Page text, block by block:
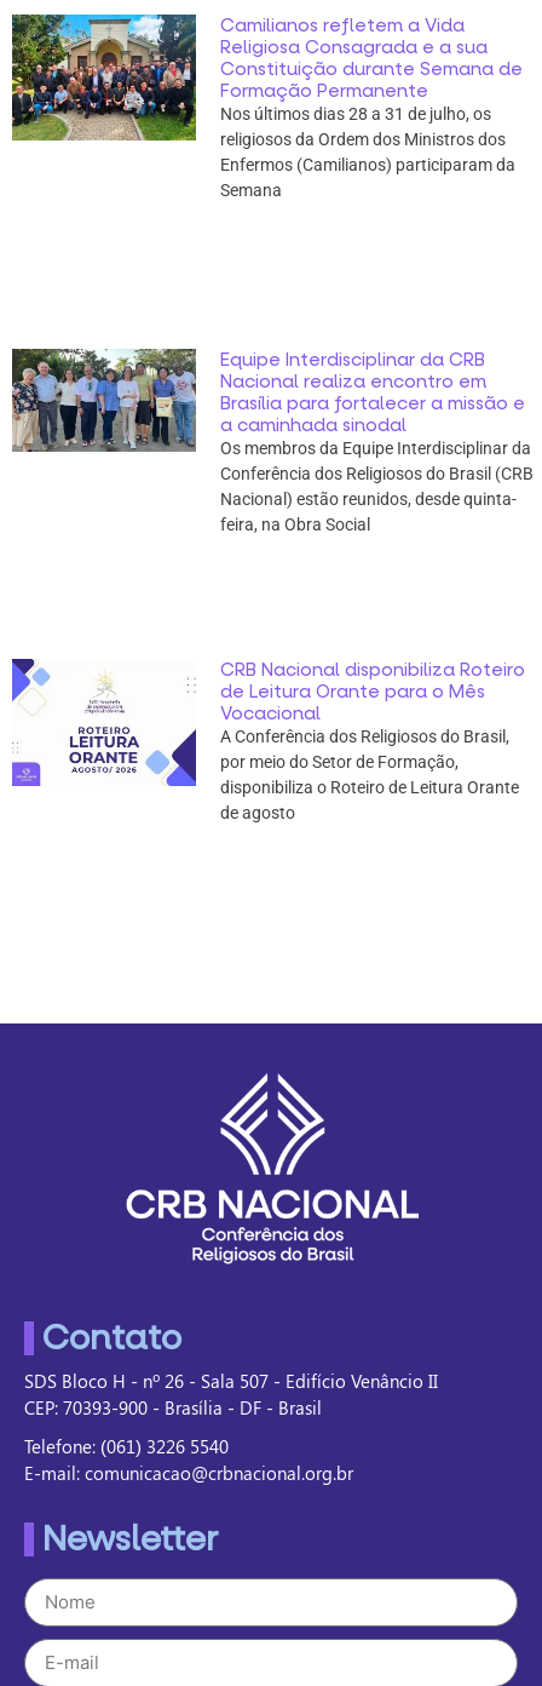
Camilianos refletem a Vida
Religiosa Consagrada e a sua
Constituição durante Semana de
Formação Permanente
Nos últimos dias 28 a 31 de julho, os
religiosos da Ordem dos Ministros dos
Enfermos (Camilianos) participaram da
Semana
Equipe Interdisciplinar da CRB
Nacional realiza encontro em
Brasília para fortalecer a missão e
a caminhada sinodal
Os membros da Equipe Interdisciplinar da
Conferência dos Religiosos do Brasil (CRB
Nacional) estão reunidos, desde quinta-
feira, na Obra Social
CRB Nacional disponibiliza Roteiro
de Leitura Orante para o Mês
Vocacional
A Conferência dos Religiosos do Brasil,
por meio do Setor de Formação,
disponibiliza o Roteiro de Leitura Orante
de agosto
Contato
SDS Bloco H - nº 26 - Sala 507 - Edifício Venâncio II
CEP: 70393-900 - Brasília - DF - Brasil
Telefone: (061) 3226 5540
E-mail: comunicacao@crbnacional.org.br
Newsletter